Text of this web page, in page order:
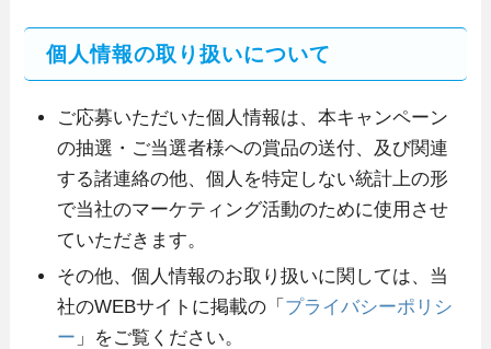
個人情報の取り扱いについて
ご応募いただいた個人情報は、本キャンペーン
の抽選・ご当選者様への賞品の送付、及び関連
する諸連絡の他、個人を特定しない統計上の形
で当社のマーケティング活動のために使用させ
ていただきます。
その他、個人情報のお取り扱いに関しては、当
社のWEBサイトに掲載の「 プライバシーポリシ
ー 」をご覧ください。